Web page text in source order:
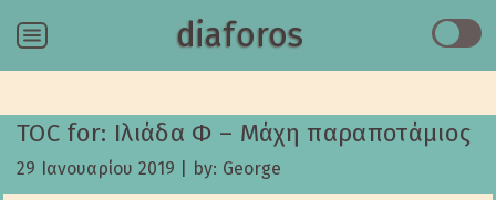
Menu diaforos
TOC for: Ιλιάδα Φ – Μάχη παραποτάμιος
29 Ιανουαρίου 2019 by: George